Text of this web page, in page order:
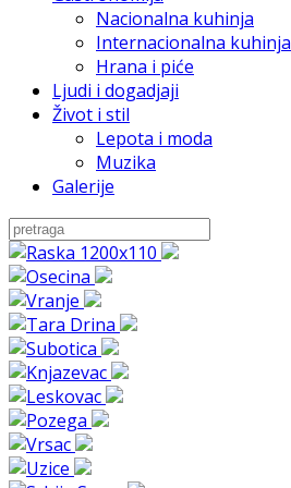
Nacionalna kuhinja
Internacionalna kuhinja
Hrana i piće
Ljudi i dogadjaji
Život i stil
Lepota i moda
Muzika
Galerije